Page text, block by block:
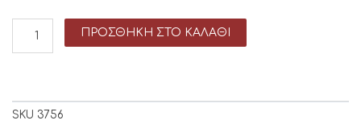
ΠΡΟΣΘΉΚΗ ΣΤΟ ΚΑΛΆΘΙ
SKU 3756